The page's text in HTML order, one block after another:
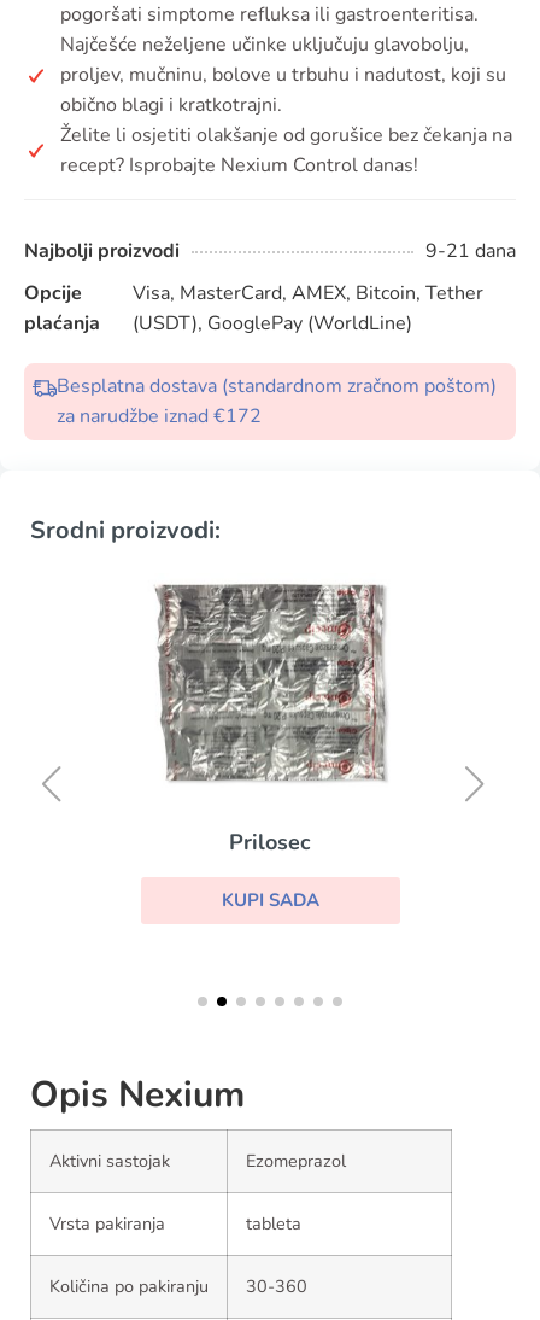
pogoršati simptome refluksa ili gastroenteritisa.
Najčešće neželjene učinke uključuju glavobolju,
proljev, mučninu, bolove u trbuhu i nadutost, koji su
obično blagi i kratkotrajni.
Želite li osjetiti olakšanje od gorušice bez čekanja na
recept? Isprobajte Nexium Control danas!
Najbolji proizvodi
9-21 dana
Opcije
plaćanja
Visa, MasterCard, AMEX, Bitcoin, Tether
(USDT), GooglePay (WorldLine)
Besplatna dostava (standardnom zračnom poštom)
za narudžbe iznad €172
Srodni proizvodi:
Prilosec
KUPI SADA
Opis Nexium
Aktivni sastojak Ezomeprazol
Vrsta pakiranja tableta
Količina po pakiranju 30-360